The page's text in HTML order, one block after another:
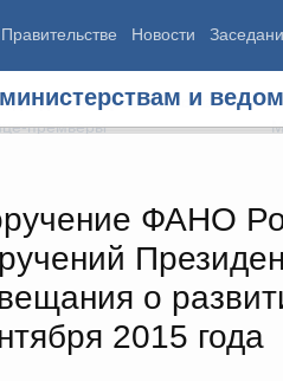
Новости
и
ФАНО
о
2015 года
Правительства
премьеры
Демография
Здоровье
Образование
Культура